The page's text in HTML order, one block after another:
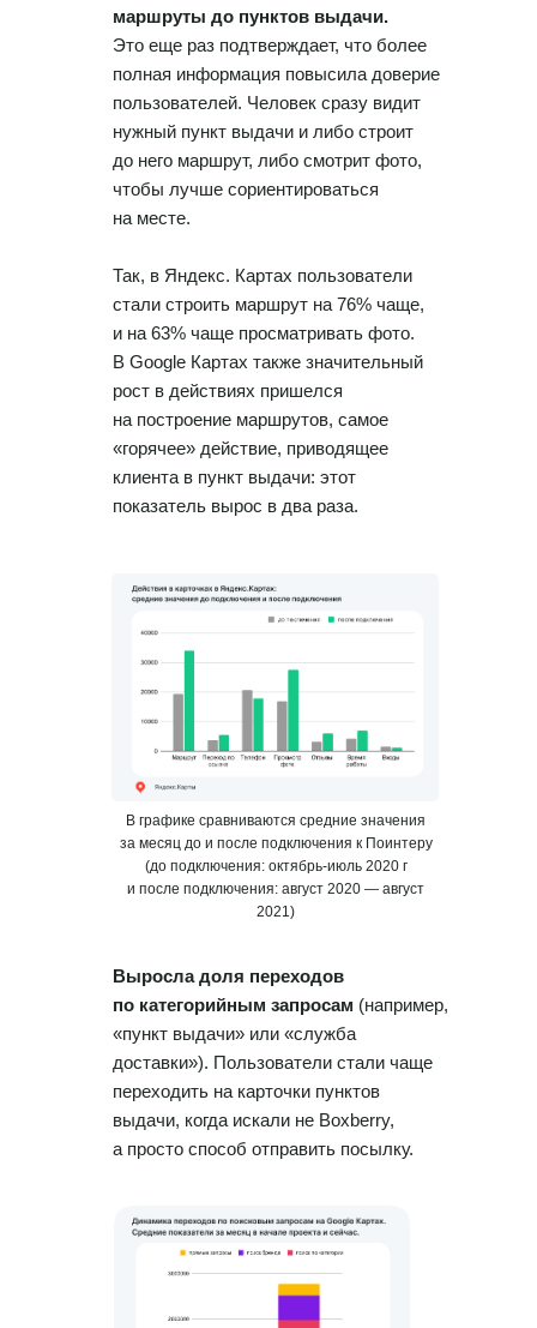
маршруты до пунктов выдачи.
Это еще раз подтверждает, что более
полная информация повысила доверие
пользователей. Человек сразу видит
нужный пункт выдачи и либо строит
до него маршрут, либо смотрит фото,
чтобы лучше сориентироваться
на месте.
Так, в Яндекс. Картах пользователи
стали строить маршрут на 76% чаще,
и на 63% чаще просматривать фото.
В Google Картах также значительный
рост в действиях пришелся
на построение маршрутов, самое
«горячее» действие, приводящее
клиента в пункт выдачи: этот
показатель вырос в два раза.
В графике сравниваются средние значения
за месяц до и после подключения к Поинтеру
(до подключения: октябрь-июль 2020 г
и после подключения: август 2020 — август
2021)
Выросла доля переходов
по категорийным запросам (например,
«пункт выдачи» или «служба
доставки»). Пользователи стали чаще
переходить на карточки пунктов
выдачи, когда искали не Boxberry,
а просто способ отправить посылку.